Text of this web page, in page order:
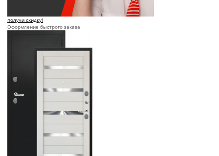
получи скидку!
Оформление быстрого заказа